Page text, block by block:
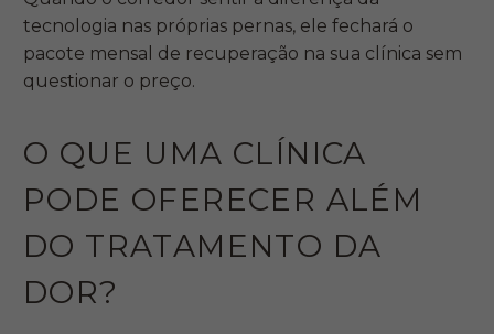
tecnologia nas próprias pernas, ele fechará o
pacote mensal de recuperação na sua clínica sem
questionar o preço.
O QUE UMA CLÍNICA
PODE OFERECER ALÉM
DO TRATAMENTO DA
DOR?